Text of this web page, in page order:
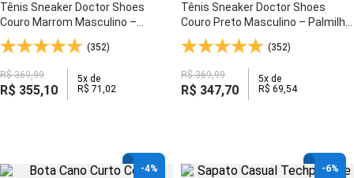
Tênis Sneaker Doctor Shoes
Couro Marrom Masculino –
Palmilha Anti-Impacto - 2409
(352)
R$ 369,99
R$ 355,10
5x de
R$ 71 ,02
Tênis Sneaker Doctor Shoes
Couro Preto Masculino – Palmilha
Anti-Impacto - 2409
(352)
R$ 369,99
R$ 347,70
5x de
R$ 69,54
-4% -6%